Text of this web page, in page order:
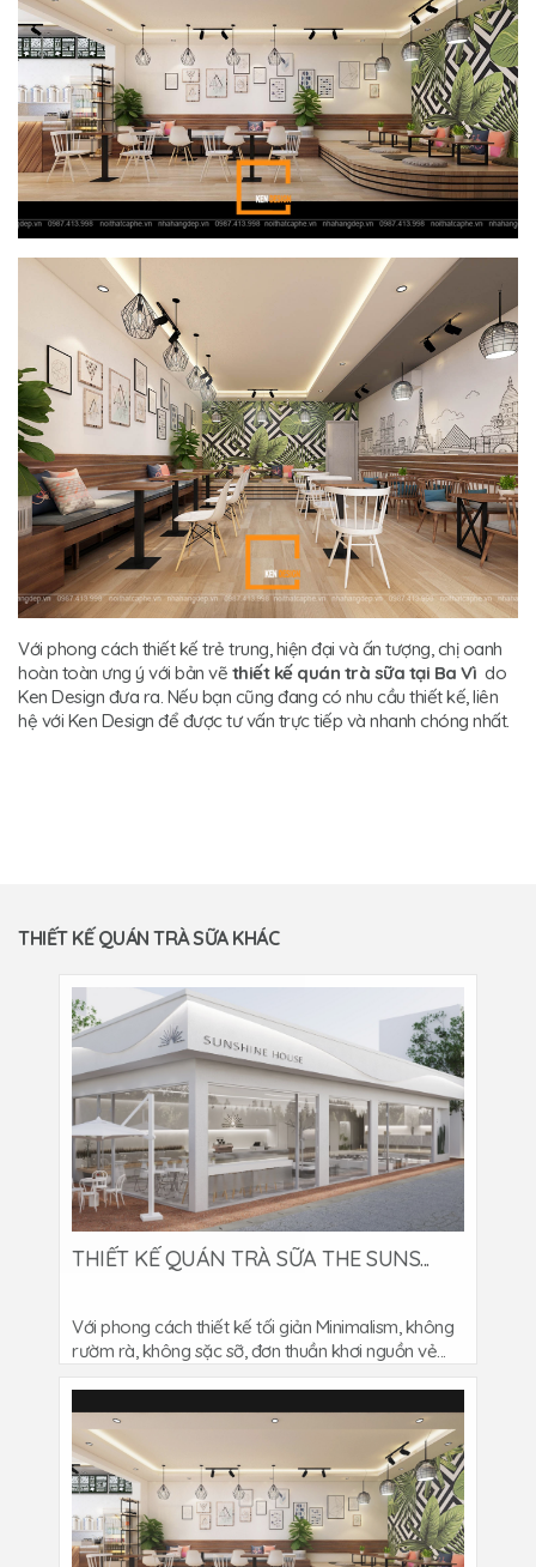
Với phong cách thiết kế trẻ trung, hiện đại và ấn tượng, chị oanh
hoàn toàn ưng ý với bản vẽ thiết kế quán trà sữa tại Ba Vì do
Ken Design đưa ra. Nếu bạn cũng đang có nhu cầu thiết kế, liên
hệ với Ken Design để được tư vấn trực tiếp và nhanh chóng nhất.
THIẾT KẾ QUÁN TRÀ SỮA KHÁC
THIẾT KẾ QUÁN TRÀ SỮA THE SUNS...
Với phong cách thiết kế tối giản Minimalism, không
rườm rà, không sặc sỡ, đơn thuần khơi nguồn vẻ...